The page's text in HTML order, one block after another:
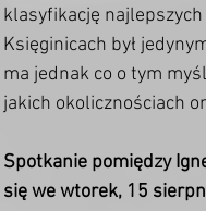
klasyfikację
Księginicach był
ma jednak co o tym
jakich okolicznościach
Spotkanie pomiędzy
się we wtorek, 15